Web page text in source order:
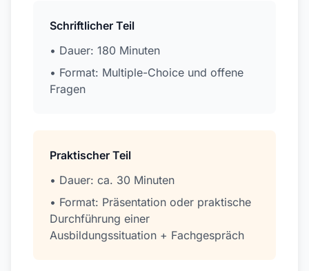
Schriftlicher Teil
• Dauer: 180 Minuten
• Format: Multiple-Choice und offene
Fragen
Praktischer Teil
• Dauer: ca. 30 Minuten
• Format: Präsentation oder praktische
Durchführung einer
Ausbildungssituation + Fachgespräch